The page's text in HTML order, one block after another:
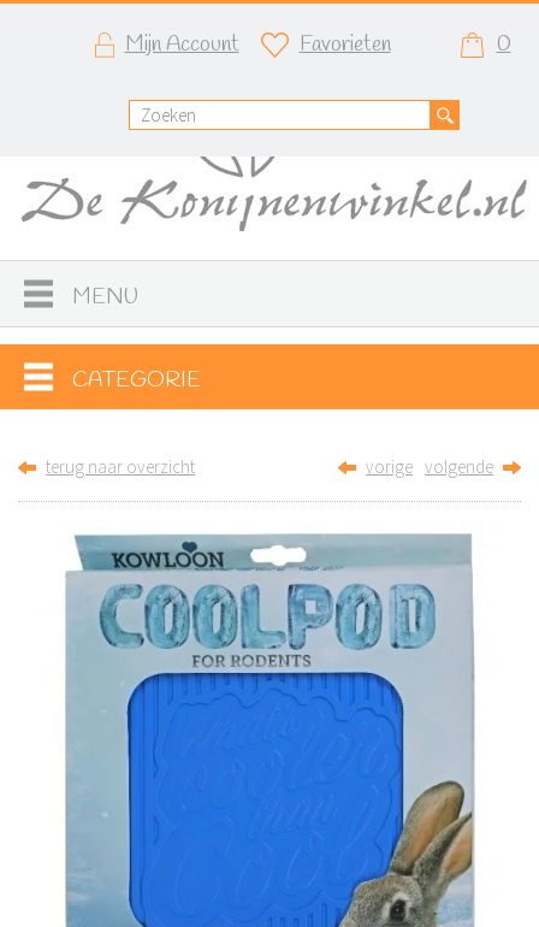
Mijn Account Favorieten 0
MENU
CATEGORIE
terug naar overzicht vorige volgende